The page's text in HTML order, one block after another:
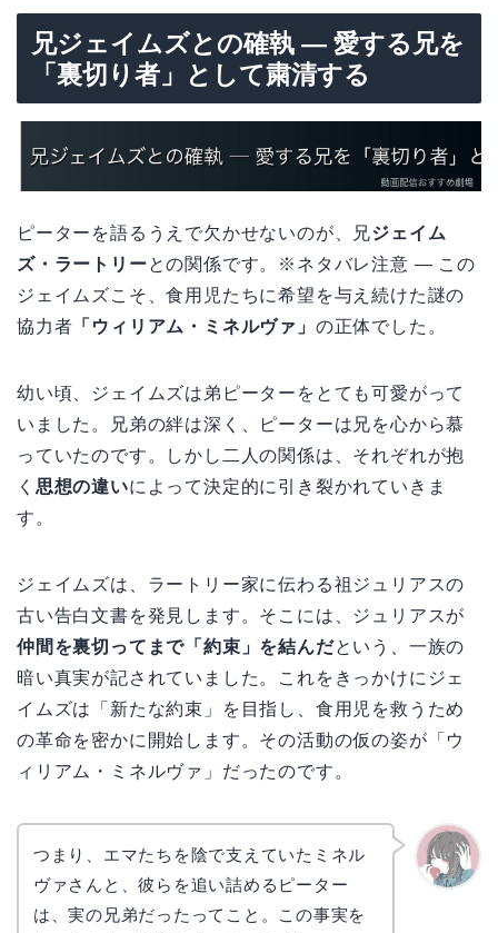
兄ジェイムズとの確執 — 愛する兄を
「裏切り者」として粛清する
ピーターを語るうえで欠かせないのが、兄ジェイム
ズ・ラートリーとの関係です。※ネタバレ注意 — この
ジェイムズこそ、食用児たちに希望を与え続けた謎の
協力者 「ウィリアム・ミネルヴァ」 の正体でした。
幼い頃、ジェイムズは弟ピーターをとても可愛がって
いました。兄弟の絆は深く、ピーターは兄を心から慕
っていたのです。しかし二人の関係は、それぞれが抱
く 思想の違いによって決定的に引き裂かれていきま
す。
ジェイムズは、ラートリー家に伝わる祖ジュリアスの
古い告白文書を発見します。そこには、ジュリアスが
仲間を裏切ってまで「約束」を結んだという、一族の
暗い真実が記されていました。これをきっかけにジェ
イムズは「新たな約束」を目指し、食用児を救うため
の革命を密かに開始します。その活動の仮の姿が「ウ
ィリアム・ミネルヴァ」だったのです。
つまり、エマたちを陰で支えていたミネル
ヴァさんと、彼らを追い詰めるピーター
は、実の兄弟だったってこと。この事実を